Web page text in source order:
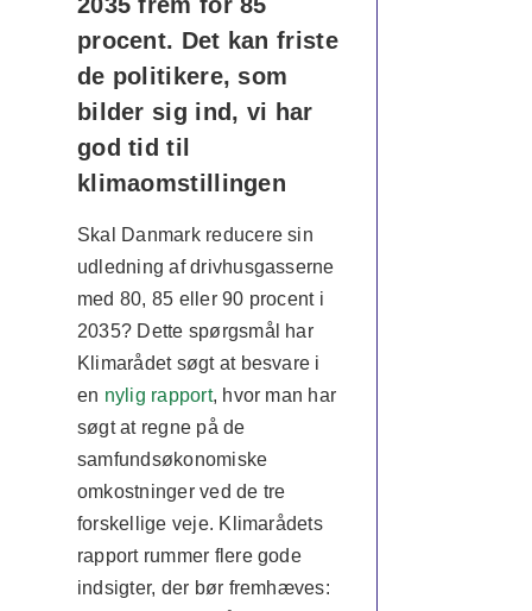
procent. Det kan friste
de politikere, som
bilder sig ind, vi har
god tid til
klimaomstillingen
Skal Danmark reducere sin
udledning af drivhusgasserne
med 80, 85 eller 90 procent i
2035? Dette spørgsmål har
Klimarådet søgt at besvare i
en nylig rapport, hvor man har
søgt at regne på de
samfundsøkonomiske
omkostninger ved de tre
forskellige veje. Klimarådets
rapport rummer flere gode
indsigter, der bør fremhæves: